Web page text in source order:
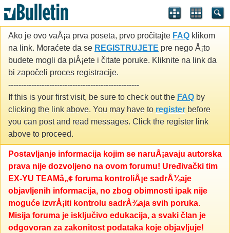
Ako je ovo vaÅ¡a prva poseta, prvo pročitajte FAQ klikom
na link. Moraćete da se REGISTRUJETE pre nego Å¡to
budete mogli da piÅ¡ete i čitate poruke. Kliknite na link da
bi započeli proces registracije.
---------------------------------------------------
If this is your first visit, be sure to check out the FAQ by
clicking the link above. You may have to register before
you can post and read messages. Click the register link
above to proceed.
Postavljanje informacija kojim se naruÅ¡avaju autorska
prava nije dozvoljeno na ovom forumu! Uređivački tim
EX-YU TEAMâ„¢ foruma kontroliÅ¡e sadrÅ¾aje
objavljenih informacija, no zbog obimnosti ipak nije
moguće izvrÅ¡iti kontrolu sadrÅ¾aja svih poruka.
Misija foruma je isključivo edukacija, a svaki član je
odgovoran za zakonitost podataka koje objavljuje!